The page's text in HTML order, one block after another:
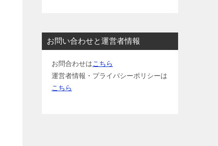
お問い合わせと運営者情報
お問合わせはこちら
運営者情報・プライバシーポリシーは
こちら